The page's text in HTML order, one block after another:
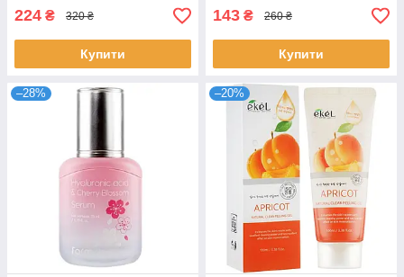
224 ₴ 320 ₴
Купити
143 ₴ 260 ₴
Купити
–28% –20%